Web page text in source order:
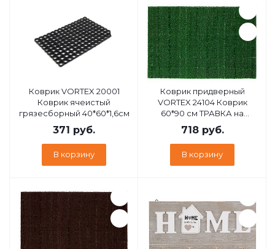
Коврик VORTEX 20001
Коврик ячеистый
грязесборный 40*60*1,6см
371 руб.
В корзину
Коврик придверный
VORTEX 24104 Коврик
60*90 см ТРАВКА на
противоскользящей
основе зеленый
718руб.
В корзину